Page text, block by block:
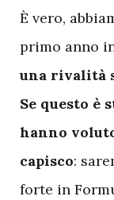
È vero,
primo anno
una rivalità
Se questo è
hanno
capisco:
forte in